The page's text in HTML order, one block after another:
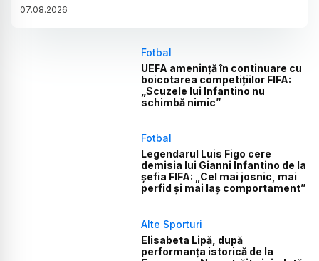
07.08.2026
Fotbal
UEFA amenință în continuare cu
boicotarea competițiilor FIFA:
„Scuzele lui Infantino nu
schimbă nimic”
Fotbal
Legendarul Luis Figo cere
demisia lui Gianni Infantino de la
șefia FIFA: „Cel mai josnic, mai
perfid și mai laș comportament”
Alte Sporturi
Elisabeta Lipă, după
performanța istorică de la